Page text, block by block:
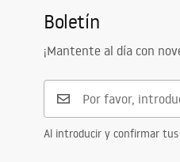
Boletín
¡Mantente al día con
Al introducir y confirmar tus